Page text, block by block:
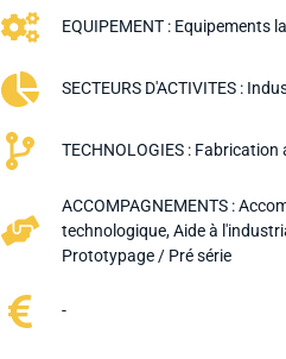
EQUIPEMENT : Equipements
SECTEURS D'ACTIVITES :
TECHNOLOGIES : Fabrication
ACCOMPAGNEMENTS :
technologique,Aide à
Prototypage / Pré série
-